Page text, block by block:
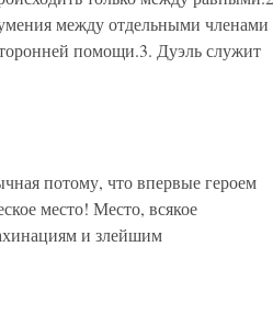
между отдельными членами
помощи.3. Дуэль служит
потому, что впервые героем
место! Место, всякое
и злейшим